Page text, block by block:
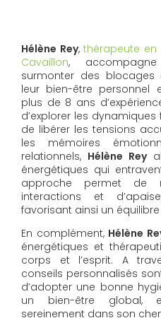
Hélène Rey,thérapeute en
Cavaillon,
surmonter des blocages
leur bien-être personnel
plus de 8 ans
d’explorer les
de libérer les tensions
les mémoires
relationnels, Hélène Rey
énergétiques qui
approche permet de
interactions et
favorisant ainsi un
En complément, Hélène
énergétiques et
corps et l’esprit. A
conseils personnalisés
d’adopter une bonne
un bien-être global,
sereinement dans son